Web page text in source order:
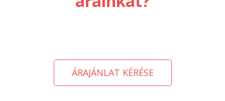
ÁRAJÁNLAT KÉRÉSE